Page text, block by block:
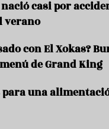
casi por
verano
con El Xokas?
de Grand King
para una